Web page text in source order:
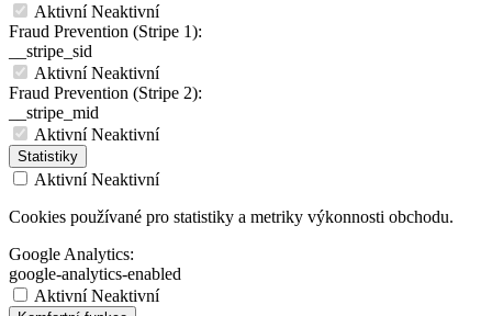
Aktivní Neaktivní
Fraud Prevention (Stripe 1):
__stripe_sid
Aktivní Neaktivní
Fraud Prevention (Stripe 2):
__stripe_mid
Aktivní Neaktivní
Statistiky
Aktivní Neaktivní
Cookies používané pro statistiky a metriky výkonnosti obchodu.
Google Analytics:
google-analytics-enabled
Aktivní Neaktivní